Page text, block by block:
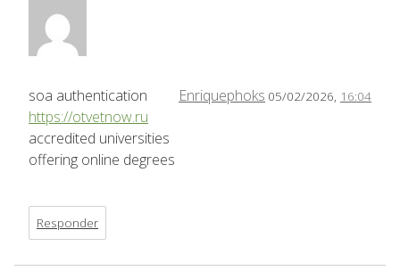
Enriquephoks 05/02/2026, 16:04
soa authentication
https://otvetnow.ru
accredited universities
offering online degrees
Responder